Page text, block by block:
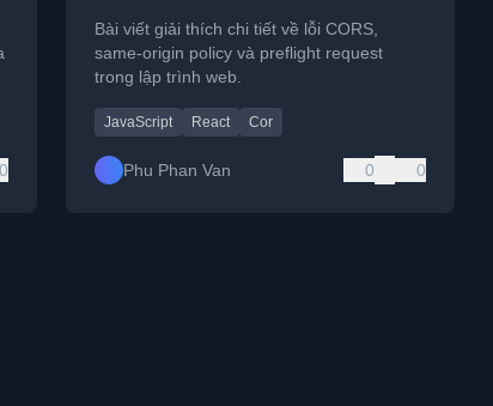
0
Bài viết giải thích chi tiết về lỗi CORS,
same-origin policy và preflight request
trong lập trình web.
JavaScript React Cor
Phu Phan Van 0 0